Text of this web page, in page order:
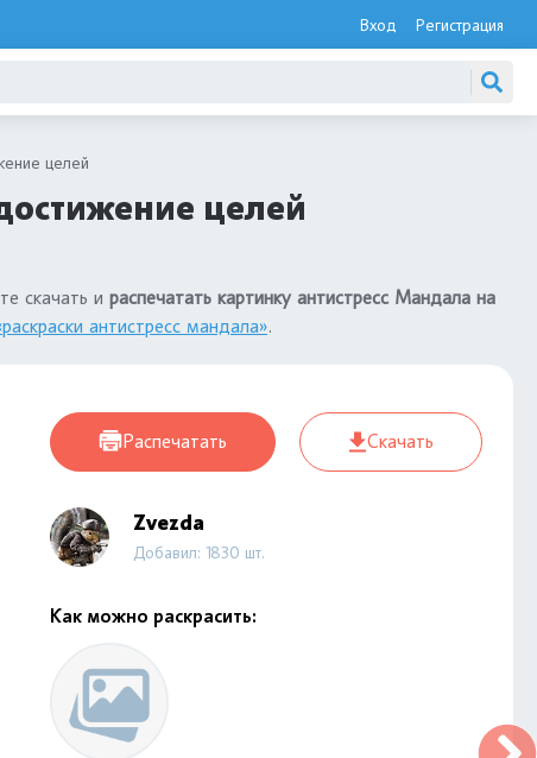
Вход Регистрация
целей
целей
скачать и распечатать картинку антистресс Мандала на
антистресс мандала».
Распечатать Скачать
Zvezda
Добавил: 1830 шт.
Как можно раскрасить: